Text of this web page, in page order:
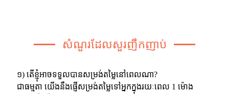
សំណួរដែលសួរញឹកញាប់
១) តើខ្ញុំអាចទទួលបានសម្រង់តម្លៃនៅពេលណា?
ជាធម្មតា យើងនឹងផ្ញើសម្រង់តម្លៃទៅអ្នកក្នុងរយៈពេល 1 ម៉ោង